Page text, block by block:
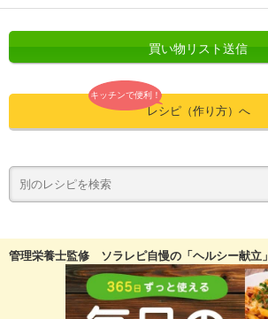
買い物リスト送信
キッチンで便利！
レシピ（作り方）へ
管理栄養士監修 ソラレピ自慢の「ヘルシー献立」